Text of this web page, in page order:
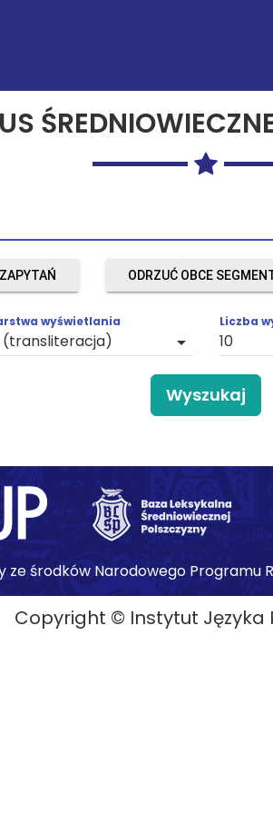
ODRZUĆ OBCE
arrow_drop_down
wyświetlania Liczba
Wyszukaj
ze środków Narodowego Programu
Copyright © Instytut Języka